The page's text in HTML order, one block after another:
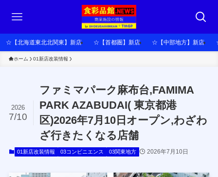
☆【北海道東北北関東】新店 ☆【首都圏】新店 ☆【中部地方】新店
ホーム 01新店改装情報
ファミマパーク麻布台,FAMIMA
PARK AZABUDAI( 東京都港
区)2026年7月10日オープン,わざわ
ざ行きたくなる店舗
2026
7/10
01新店改装情報 03コンビニエンス 03関東地方 2026年7月10日